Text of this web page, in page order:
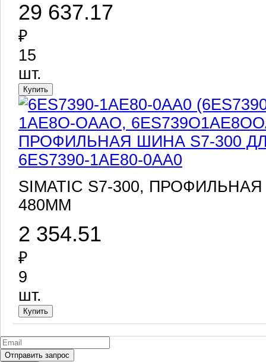
29 637.17
₽
15
шт.
6ES7390-1AE80-0AA0
SIMATIC S7-300,
480MM
2 354.51
₽
9
шт.